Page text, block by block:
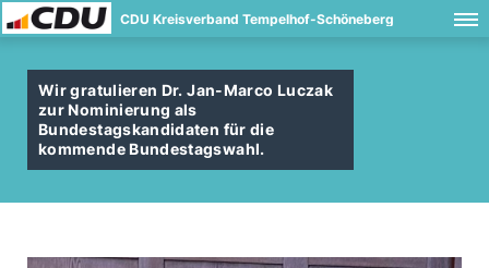
CDU Kreisverband Tempelhof-Schöneberg
Wir gratulieren Dr. Jan-Marco Luczak
zur Nominierung als
Bundestagskandidaten für die
kommende Bundestagswahl.